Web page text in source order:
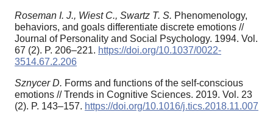
Roseman I. J., Wiest C., Swartz T. S. Phenomenology,
behaviors, and goals differentiate discrete emotions //
Journal of Personality and Social Psychology. 1994. Vol.
67 (2). P. 206–221. https://doi.org/10.1037/0022-
3514.67.2.206
Sznycer D. Forms and functions of the self-conscious
emotions // Trends in Cognitive Sciences. 2019. Vol. 23
(2). P. 143–157. https://doi.org/10.1016/j.tics.2018.11.007